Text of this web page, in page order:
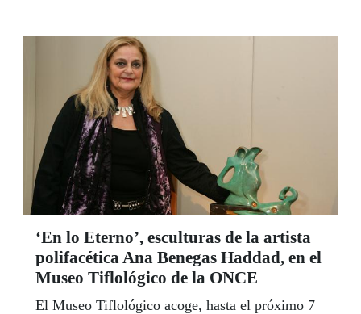
‘En lo Eterno’, esculturas de la artista
polifacética Ana Benegas Haddad, en el
Museo Tiflológico de la ONCE
El Museo Tiflológico acoge, hasta el próximo 7